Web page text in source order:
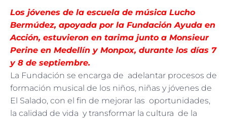
Los jóvenes de la escuela de música Lucho
Bermúdez, apoyada por la Fundación Ayuda en
Acción, estuvieron en tarima junto a Monsieur
Perine en Medellín y Monpox, durante los días 7
y 8 de septiembre.
La Fundación se encarga de adelantar procesos de
formación musical de los niños, niñas y jóvenes de
El Salado, con el fin de mejorar las oportunidades,
la calidad de vida y transformar la cultura de la